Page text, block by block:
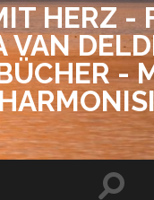
HERZ -
VAN
-